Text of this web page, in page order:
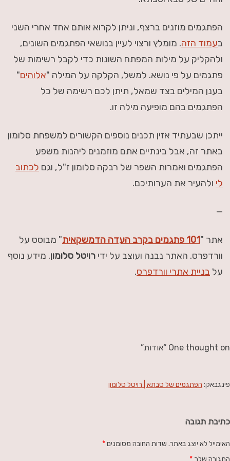
הפתגמים מוזנים ברצף, וניתן לקרוא אותם אחד אחרי השני
בעמוד הזה. מומלץ ורצוי לעיין בנושאי הפתגמים השונים,
ולהקליק על מילות המפתח השונות כדי לקבל רשימות של
פתגמים על פי נושא. למשל, הקלקה על המילה "אלוהים"
בענן המילים בצד שמאל, תיתן לכם רשימה של כל
הפתגמים בהם מופיעה מילה זו.
ייתכן שבעתיד אזין תכנים נוספים הקשורים למשפחת סלומון
באתר זה, אבל בינתיים אתם מוזמנים ליהנות משפע
הפתגמים ואמרות השפר של רבקה סלומון ז"ל, וגם לכתוב
לי ולהעיר את הערותיכם.
—
אתר "101 פתגמים בקרב העדה הדמשקאית
" מבוסס על
וורדפרס. האתר נבנה ועוצב על ידי רויטל סלומון. מידע נוסף
על בניית אתרי וורדפרס.
One thought on “ אודות”
פינגבאק: הפתגמים של סבתא | רויטל סלומון
כתיבת תגובה
האימייל לא יוצג באתר. שדות החובה מסומנים*